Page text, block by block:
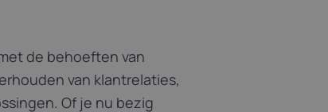
de behoeften van
van klantrelaties,
Of je nu bezig